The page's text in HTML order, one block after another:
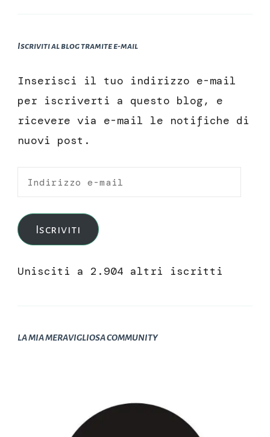
Iscriviti al blog tramite e-mail
Inserisci il tuo indirizzo e-mail
per iscriverti a questo blog, e
ricevere via e-mail le notifiche di
nuovi post.
Indirizzo
mail
Iscriviti
Unisciti a 2.904 altri iscritti
LA MIA MERAVIGLIOSA COMMUNITY